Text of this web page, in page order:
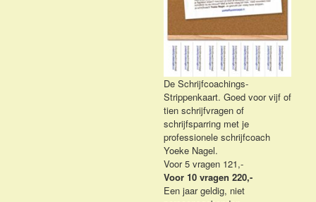
De Schrijfcoachings-
Strippenkaart. Goed voor vijf of
tien schrijfvragen of
schrijfsparring met je
professionele schrijfcoach
Yoeke Nagel.
Voor 5 vragen 121,-
Voor 10 vragen 220,-
Een jaar geldig, niet